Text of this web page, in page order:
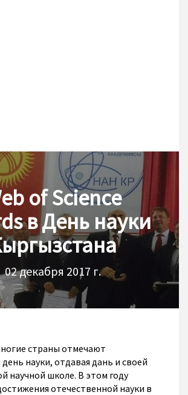
of Science
в День науки
02 декабря 2017 г.
страны отмечают
науки, отдавая дань и своей
научной школе. В этом году
отечественной науки в